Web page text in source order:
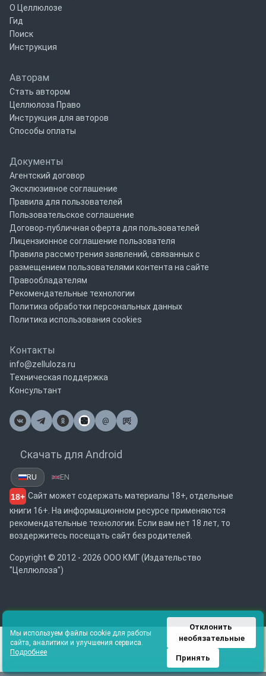
О Целлюлозе
Гид
Поиск
Инструкция
Авторам
Стать автором
Целлюлоза Право
Инструкция для авторов
Способы оплаты
Документы
Агентский договор
Эксклюзивное соглашение
Правила для пользователей
Пользовательское соглашение
Договор-публичная оферта для пользователей
Лицензионное соглашение пользователя
Правила рассмотрения заявлений, связанных с
размещением пользователями контента на сайте
Правообладателям
Рекомендательные технологии
Политика обработки персональных данных
Политика использования cookies
Контакты
info@zelluloza.ru
Техническая поддержка
Консультант
@
Почта
Скачать для Android
RU EN
18+ Сайт может содержать материалы 18+, отдельные
книги 16+. На информационном ресурсе применяются
рекомендательные технологии. Если вам нет 18 лет, то
воздержитесь посещать сайт без родителей.
Copyright © 2012 - 2026 ООО КМГ (Издательство
"Целлюлоза")
Мы используем файлы cookie для работы
сайта, аналитики и улучшения сервиса.
Подробнее
Отклонить
необязательные
Принять